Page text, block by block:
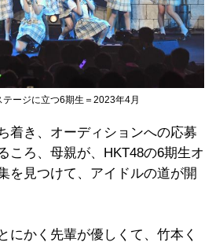
ージに立つ6期生＝2023年4月
着き、オーディションへの応募
ころ、母親が、HKT48の6期生オ
を見つけて、アイドルの道が開
にかく先輩が優しくて、竹本く